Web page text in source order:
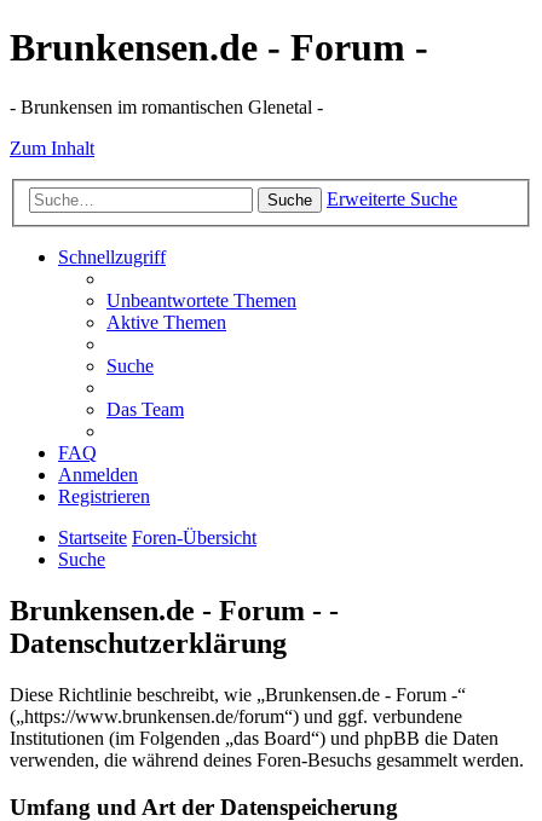
Brunkensen.de - Forum -
- Brunkensen im romantischen Glenetal -
Zum Inhalt
Suche Erweiterte Suche
Schnellzugriff
Unbeantwortete Themen
Aktive Themen
Suche
Das Team
FAQ
Anmelden
Registrieren
Startseite Foren-Übersicht
Suche
Brunkensen.de - Forum - -
Datenschutzerklärung
Diese Richtlinie beschreibt, wie „Brunkensen.de - Forum -“
(„https://www.brunkensen.de/forum“) und ggf. verbundene
Institutionen (im Folgenden „das Board“) und phpBB die Daten
verwenden, die während deines Foren-Besuchs gesammelt werden.
Umfang und Art der Datenspeicherung